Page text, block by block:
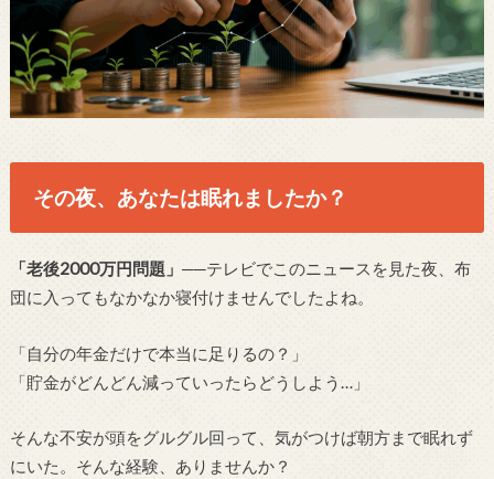
その夜、あなたは眠れましたか？
「老後2000万円問題」 ──テレビでこのニュースを見た夜、布
団に入ってもなかなか寝付けませんでしたよね。
「自分の年金だけで本当に足りるの？」
「貯金がどんどん減っていったらどうしよう…」
そんな不安が頭をグルグル回って、気がつけば朝方まで眠れず
にいた。そんな経験、ありませんか？